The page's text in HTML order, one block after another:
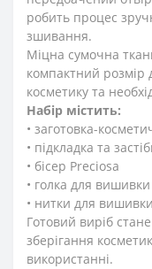
робить процес
зшивання.
Міцна сумочна
компактний розмір
косметику та
Набір містить:
• заготовка-
• підкладка та
• бісер Preciosa
• голка для
• нитки для
Готовий виріб
зберігання
використанні.